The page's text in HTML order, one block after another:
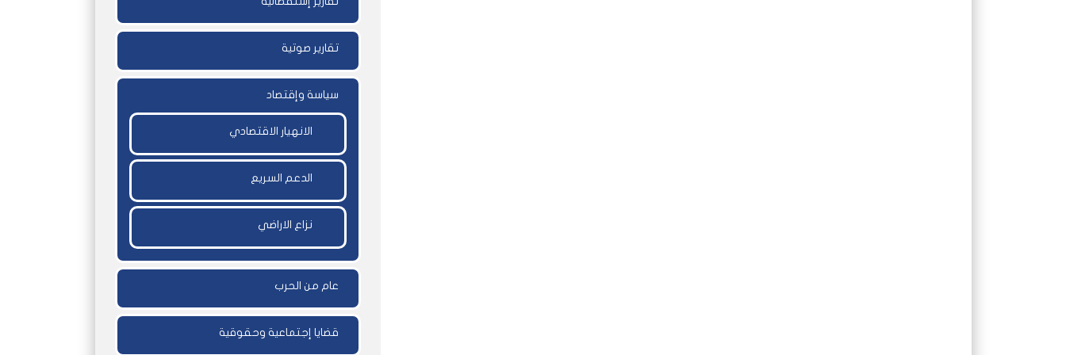
تقارير صوتية
سياسة وإقتصاد
الانهيار الاقتصادي
الدعم السريع
نزاع الاراضي
عام من الحرب
قضايا إجتماعية وحقوقية